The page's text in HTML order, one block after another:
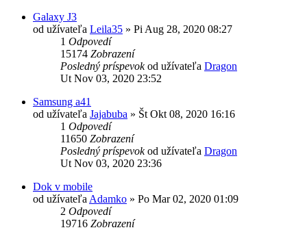
Galaxy J3
od užívateľa Leila35 » Pi Aug 28, 2020 08:27
1 Odpovedí
15174 Zobrazení
Posledný príspevokod užívateľa Dragon
Ut Nov 03, 2020 23:52
Samsung a41
od užívateľa Jajabuba » Št Okt 08, 2020 16:16
1 Odpovedí
11650 Zobrazení
Posledný príspevokod užívateľa Dragon
Ut Nov 03, 2020 23:36
Dok v mobile
od užívateľa Adamko » Po Mar 02, 2020 01:09
2 Odpovedí
19716 Zobrazení